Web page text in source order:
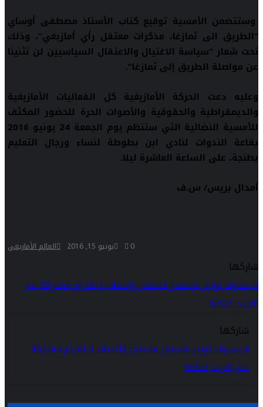
وستتضمن الأمسية توقيع كتاب الأستاذ مصطفى أوساي
“الطريق الى ثمازغا، مذكرات معتقل رأي أمازيغي”، وذلك
تحت شعار “سياسة الاغتيال والاعتقال السياسيين لن تثنينا
عن مواصلة الطريق إلى ثمازغا”.
وعليه دعت الحركة الأمازيغية كل الفعاليات الأمازيغية
والديمقراطية والحقوقية والأصوات الحرة للحضور المكثف
للأمسية النضالية التي ستنظم يوم الجمعة 24 يونيو 2016
بقاعة الندوات لنادي ابن بطوطة لنساء ورجال التعليم
بطنجة، على الساعة العاشرة ليلا.
أمدال بريس/ س.ف
العالم الأمازيغي يونيو 15, 2016 0
شاركها
فيسبوكتويترماسنجرماسنجرواتسابتيلقراممشاركة عبر
البريدطباعة
شاركها
فيسبوكتويترماسنجرماسنجرواتسابتيلقراممشاركة
عبر البريدطباعة